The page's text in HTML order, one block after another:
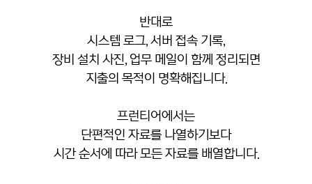
반대로
시스템 로그, 서버 접속 기록,
장비 설치 사진, 업무 메일이 함께 정리되면
지출의 목적이 명확해집니다.
프런티어에서는
단편적인 자료를 나열하기보다
시간 순서에 따라 모든 자료를 배열합니다.